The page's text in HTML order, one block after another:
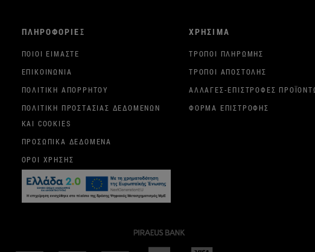
ΠΛΗΡΟΦΟΡΙΕΣ
ΠΟΙΟΙ ΕΊΜΑΣΤΕ
ΕΠΙΚΟΙΝΩΝΊΑ
ΠΟΛΙΤΙΚΉ ΑΠΟΡΡΉΤΟΥ
ΠΟΛΙΤΙΚΉ ΠΡΟΣΤΑΣΊΑΣ ΔΕΔΟΜΈΝΩΝ
ΚΑΙ COOKIES
ΠΡΟΣΩΠΙΚΆ ΔΕΔΟΜΈΝΑ
ΌΡΟΙ ΧΡΉΣΗΣ
ΧΡΗΣΙΜΑ
ΤΡΌΠΟΙ ΠΛΗΡΩΜΉΣ
ΤΡΌΠΟΙ ΑΠΟΣΤΟΛΉΣ
ΑΛΛΑΓΈΣ-ΕΠΙΣΤΡΟΦΈΣ
ΦΌΡΜΑ ΕΠΙΣΤΡΟΦΉΣ